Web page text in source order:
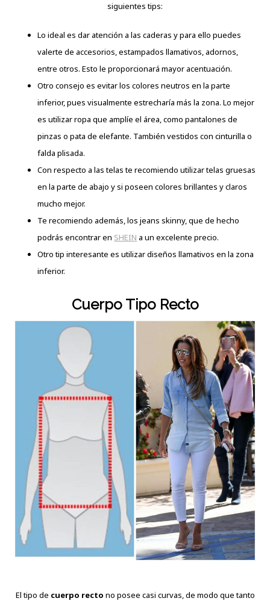
siguientes tips:
Lo ideal es dar atención a las caderas y para ello puedes
valerte de accesorios, estampados llamativos, adornos,
entre otros. Esto le proporcionará mayor acentuación.
Otro consejo es evitar los colores neutros en la parte
inferior, pues visualmente estrecharía más la zona. Lo mejor
es utilizar ropa que amplíe el área, como pantalones de
pinzas o pata de elefante. También vestidos con cinturilla o
falda plisada.
Con respecto a las telas te recomiendo utilizar telas gruesas
en la parte de abajo y si poseen colores brillantes y claros
mucho mejor.
Te recomiendo además, los jeans skinny, que de hecho
podrás encontrar en SHEIN a un excelente precio.
Otro tip interesante es utilizar diseños llamativos en la zona
inferior.
Cuerpo Tipo Recto
El tipo de cuerpo recto no posee casi curvas, de modo que tanto